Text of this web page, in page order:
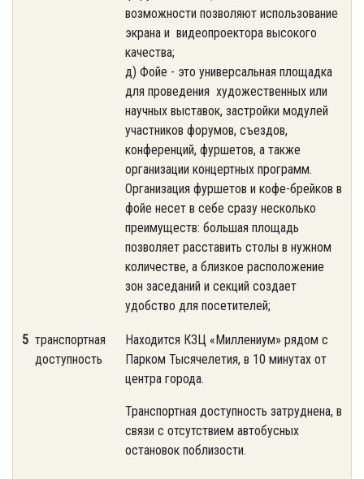
возможности позволяют использование
экрана и видеопроектора высокого
качества;
д) Фойе - это универсальная площадка
для проведения художественных или
научных выставок, застройки модулей
участников форумов, съездов,
конференций, фуршетов, а также
организации концертных программ.
Организация фуршетов и кофе-брейков в
фойе несет в себе сразу несколько
преимуществ: большая площадь
позволяет расставить столы в нужном
количестве, а близкое расположение
зон заседаний и секций создает
удобство для посетителей;
5 транспортная
доступность
Находится КЗЦ «Миллениум» рядом с
Парком Тысячелетия, в 10 минутах от
центра города.
Транспортная доступность затруднена, в
связи с отсутствием автобусных
остановок поблизости.